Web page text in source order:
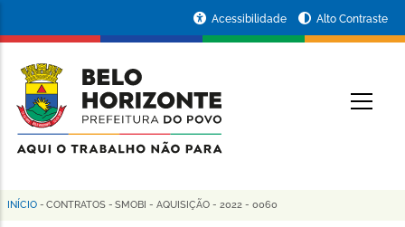
conteúdo
principal
da
Prefeitura
de
Horizonte
Acessibilidade Alto Contraste
Trilha
INÍCIO - CONTRATOS - SMOBI - AQUISIÇÃO - 2022 - 0060